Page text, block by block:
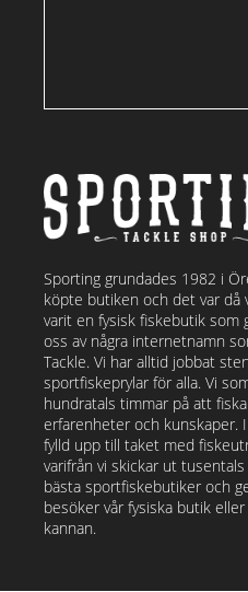
Sporting grundades 1982 i
köpte butiken och det var då
varit en fysisk fiskebutik som
oss av några internetnamn
Tackle. Vi har alltid jobbat
sportfiskeprylar för alla. Vi
hundratals timmar på att
erfarenheter och kunskaper.
fylld upp till taket med
varifrån vi skickar ut
bästa sportfiskebutiker och
besöker vår fysiska butik
kannan.